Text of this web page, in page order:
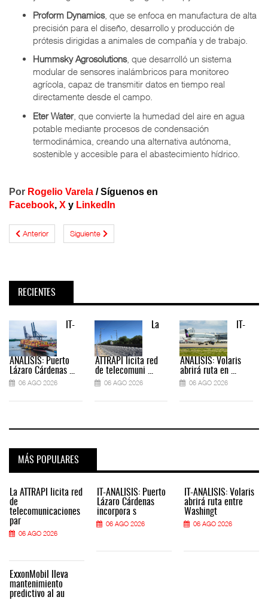
Proform Dynamics, que se enfoca en manufactura de alta
precisión para el diseño, desarrollo y producción de
prótesis dirigidas a animales de compañía y de trabajo.
Hummsky Agrosolutions, que desarrolló un sistema
modular de sensores inalámbricos para monitoreo
agrícola, capaz de transmitir datos en tiempo real
directamente desde el campo.
Eter Water, que convierte la humedad del aire en agua
potable mediante procesos de condensación
termodinámica, creando una alternativa autónoma,
sostenible y accesible para el abastecimiento hídrico.
Por Rogelio Varela / Síguenos en
Facebook, X y LinkedIn
Anterior Siguiente
RECIENTES
IT-
ANÁLISIS: Puerto
Lázaro Cárdenas ...
06 AGO 2026
La
ATTRAPI licita red
de telecomuni ...
06 AGO 2026
IT-
ANÁLISIS: Volaris
abrirá ruta en ...
06 AGO 2026
MÁS POPULARES
La ATTRAPI licita red
de
telecomunicaciones
par
06 AGO 2026
ExxonMobil lleva
mantenimiento
predictivo al au
IT-ANÁLISIS: Puerto
Lázaro Cárdenas
incorpora s
06 AGO 2026
IT-ANÁLISIS: Volaris
abrirá ruta entre
Washingt
06 AGO 2026